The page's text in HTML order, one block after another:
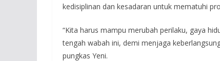
kedisiplinan dan kesadaran untuk mematuhi
“Kita harus mampu merubah perilaku, gaya
tengah wabah ini, demi menjaga
pungkas Yeni.